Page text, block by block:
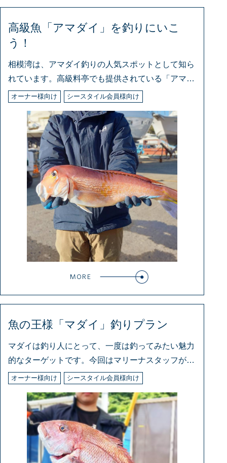
高級魚「アマダイ」を釣りにいこ
う！
相模湾は、アマダイ釣りの人気スポットとして知ら
れています。高級料亭でも提供されている「アマダ
イオーナー様向け シースタイル会員様向け
MORE
魚の王様「マダイ」釣りプラン
マダイは釣り人にとって、一度は釣ってみたい魅力
的なターゲットです。今回はマリーナスタッフがお
すオーナー様向け シースタイル会員様向け